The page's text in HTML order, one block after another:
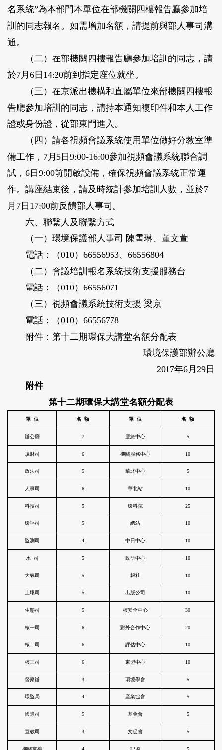
名系統”為本部門本單位在部機關四樓報告廳參加培
訓的同志報名。如需增加名額，請提前與部人事司溝
通。
（二）在部機關四樓報告廳參加培訓的同志，請
於7月6日14:20前到指定座位就坐。
（三）在京派出機構和直屬單位來部機關四樓報
告廳參加培訓的同志，請持本通知複印件和本人工作
證或身份證，從部東門進入。
（四）請各視頻會議系統使用單位做好分教室準
備工作，7月5日9:00-16:00參加視頻會議系統聯合調
試，6日9:00前開啟設備，確保視頻會議系統正常運
作。講座結束後，請及時統計參加培訓人數，並於7
月7日17:00前反饋部人事司。
六、聯繫人及聯繫方式
（一）環境保護部人事司 陳雪琳、董文萱
電話：（010）66556953、66556804
（二）會議培訓報名系統技術支援服務台
電話：（010）66556071
（三）視頻會議系統技術支援 梁京
電話：（010）66556778
附件：第十二期環保大講堂名額分配表
環境保護部辦公廳
2017年6月29日
附件
第十二期環保大講堂名額分配表